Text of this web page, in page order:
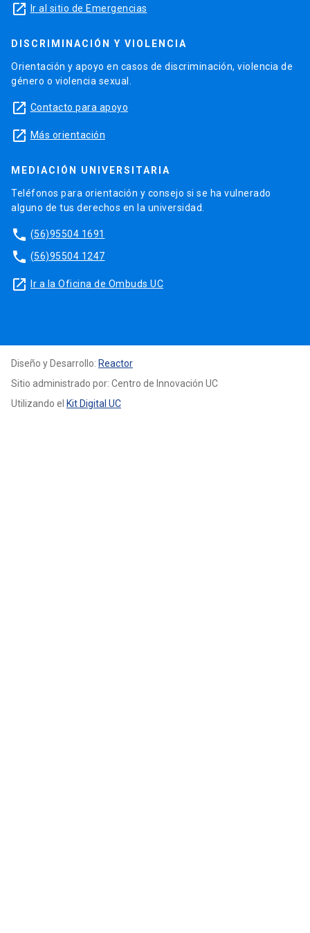
launch Ir al sitio de Emergencias
DISCRIMINACIÓN Y VIOLENCIA
Orientación y apoyo en casos de discriminación, violencia de
género o violencia sexual.
launch Contacto para apoyo
launch Más orientación
MEDIACIÓN UNIVERSITARIA
Teléfonos para orientación y consejo si se ha vulnerado
alguno de tus derechos en la universidad.
phone (56)95504 1691
phone (56)95504 1247
launch Ir a la Oficina de Ombuds UC
Diseño y Desarrollo: Reactor
Sitio administrado por: Centro de Innovación UC
Utilizando el Kit Digital UC